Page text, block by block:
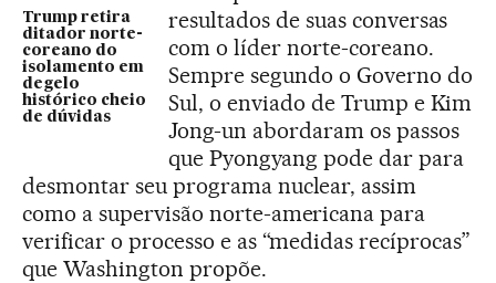
Trump retira
ditador norte-
coreano do
isolamento em
degelo
histórico cheio
de dúvidas
resultados de suas conversas
com o líder norte-coreano.
Sempre segundo o Governo do
Sul, o enviado de Trump e Kim
Jong-un abordaram os passos
que Pyongyang pode dar para
desmontar seu programa nuclear, assim
como a supervisão norte-americana para
verificar o processo e as “medidas recíprocas”
que Washington propõe.